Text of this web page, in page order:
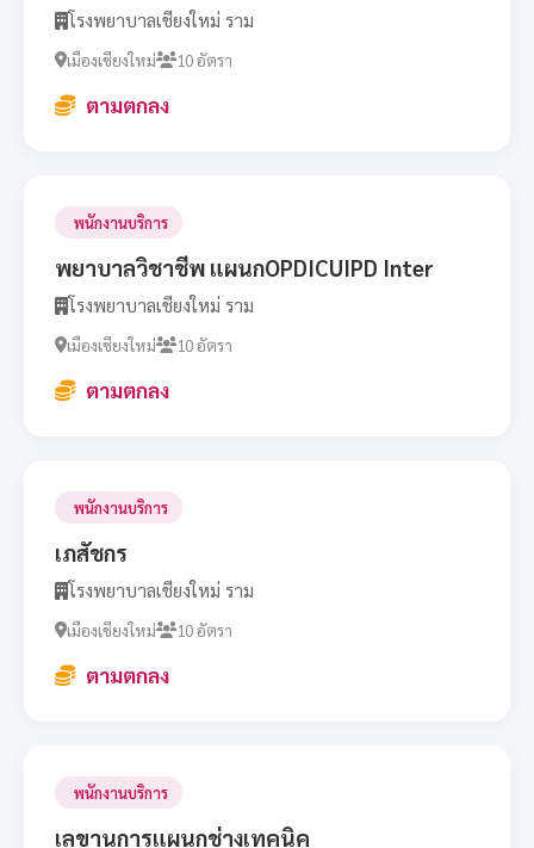
โรงพยาบาลเชียงใหม่ ราม
เมืองเชียงใหม่ 10 อัตรา
ตามตกลง
พนักงานบริการ
พยาบาลวิชาชีพ แผนกOPDICUIPD Inter
โรงพยาบาลเชียงใหม่ ราม
เมืองเชียงใหม่ 10 อัตรา
ตามตกลง
พนักงานบริการ
เภสัชกร
โรงพยาบาลเชียงใหม่ ราม
เมืองเชียงใหม่ 10 อัตรา
ตามตกลง
พนักงานบริการ
เลขานุการแผนกช่างเทคนิค